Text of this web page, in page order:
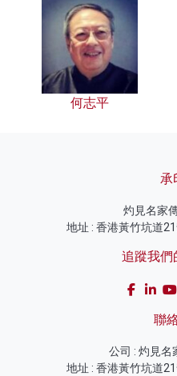
何志平
承
灼見名家
地址 : 香港黃竹坑道
追蹤我們
聯
公司 : 灼見名
地址 : 香港黃竹坑道